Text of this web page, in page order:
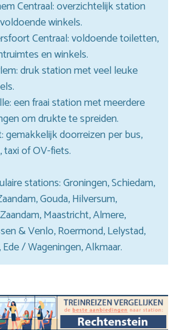
Centraal: overzichtelijk station
winkels.
Centraal: voldoende toiletten,
en winkels.
druk station met veel leuke
een fraai station met meerdere
om drukte te spreiden.
gemakkelijk doorreizen per bus,
taxi of OV-fiets.
stations: Groningen, Schiedam,
Gouda, Hilversum,
Maastricht, Almere,
& Venlo, Roermond, Lelystad,
/ Wageningen, Alkmaar.